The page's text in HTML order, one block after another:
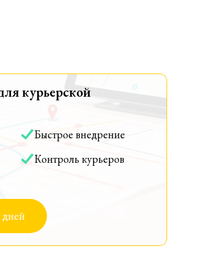
курьерской
Быстрое внедрение
Контроль курьеров
дней